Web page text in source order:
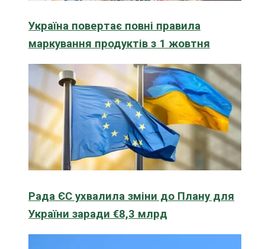
Україна повертає повні правила
маркування продуктів з 1 жовтня
Рада ЄС ухвалила зміни до Плану для
України заради €8,3 млрд